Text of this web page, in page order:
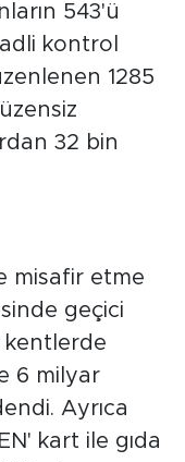
543'ü
kontrol
1285
32 bin
misafir etme
geçici
kentlerde
6 milyar
Ayrıca
kart ile gıda